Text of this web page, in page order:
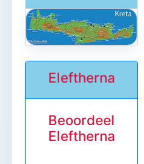
Eleftherna
Beoordeel
Eleftherna